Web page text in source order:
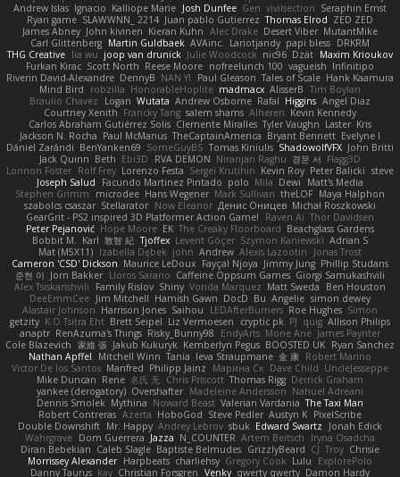
Andrew Islas Ignacio Kalliope Marie Josh Dunfee Gen viviisection Seraphin Ernst
Ryan game SLAWWNN_ 2214 Juan pablo Gutierrez Thomas Elrod ZED ZED
James Abney John kivinen Kieran Kuhn Alec Drake Desert Viber MutantMike
Carl Glittenberg Martin Guldbaek AVAinc. Lariotjandy papi bless DRKRM
THG Creative lia wu joop van drunick Julie Woodcock nic96 Dzät Maxim Krioukov
Furkan Kirac Scott North Reese Moore nofreelunch 100 vagueish Infinitipo
Riverin David-Alexandre DennyB NAN YI Paul Gleason Tales of Scale Hank Kaamura
Mind Bird
robzilla HonorableHoplite madmacx AlisserB Tim Boylan
Braulio Chavez
Logan Wutata Andrew Osborne Rafal Higgins Angel Diaz
Courtney Xenith Francky Tang salem shams Alheren Kevin Kennedy
Carlos Abraham Gutiérrez Solis Clemente Miralles Tyler Vaughn Laster Kris
Jackson N. Rocha Paul McManus TheCaptainAmerica Bryant Bennett Evelyne I
Dániel Zarándi BenYanken69 SomeGuyBS Tomas Kiniulis ShadowolfVFX John Britti
Jack Quinn Beth Ebi3D RVA DEMON Niranjan Raghu 경문 서 Flagg3D
Lonnon Foster Rolf Frey Lorenzo Festa Sergei Krutihin Kevin Roy Peter Balicki steve
Joseph Salud
Facundo Martinez Pintado polo Mila Dewi
Matt's Media
Stephen Grimm
microdee Hans Wegener Mark Sullivan theLOF Maya Halphon
szabolcs csaszar Stellarator Now Eleanor Денис Оницев Michał Roszkowski
GearGrit - PS2 inspired 3D Platformer Action Game!
Raven Ai Thor Davidsen
Peter Pejanović Hope Moore EK The Creaky Floorboard Beachglass Gardens
Bobbit M. Karl 敦智 紀 Tjoffex Levent Göçer Szymon Kaniewski Adrian S
Mat (M5X11) Izabella Dębek john Andrew Alexis Lazootin
Jonas Trost
Cameron 'CSD' Dickson Maurice LeDoux Fayçal Njoya Jimmy Jung Phillip Studans
준현 이 Jorn Bakker Lloros Sarano Caffeine Oppsum Games Giorgi Samukashvili
Alex Tsiskarishvili
Family Rislov Shiny Vonda Marquez Matt Sweda
Ben Houston
DeeEmmCee Jim Mitchell Hamish Gawn DocD Bu Angelie simon dewey
Alastair Johnson Harrison Jones Saihou LEDAfterBurners Roe Hughes Simon
getzity K.O Tsitra Eht Brett Seipel Liz Vermoesen cryptic pk PJ quig Allison Philips
anaptr RenAzuma's Things Risky_Bunny98 EndyArts Mone Ane James Paynter
Cole Blazevich 家維 張 Jakub Kukuryk Kemberlyn Pegus BOOSTED UK Ryan Sanchez
Nathan Apffel
Mitchell Winn Tania Ieva Straupmane 金 康 Robert Marino
Victor De los Santos Manfred Philipp Jainz Марина Ск Dave Child UncleJesseppe
Mike Duncan Rene 名氏 无 Chris Priscott Thomas Rigg Derrick Graham
yankee (derogatory) Overshafter Madeleine Andersson Nahuel Adreani
Dennis Smolek Mythina Noward Beast Valerian Vardania The Taxi Man
Robert Contreras Azerta HoboGod Steve Pedler Austyn K PixelScribe
Double Downshift Mr. Happy Andrey Lebrov sbuk Edward Swartz
Jonah Edick
Wahrgrave Dom Guerrera Jazza N_COUNTER Artem Beitsch
Iryna Osadcha
Diran Bebekian Caleb Slagle Baptiste Belmudes GrizzlyBeard CJ Troy Chrisie
Morrissey Alexander Harpbeats charliehsy Gregory Cook Lulu
ExplorePolo
Danny Taurus kay Christian Forsgren Venky qwerty qwerty Damon Hardy